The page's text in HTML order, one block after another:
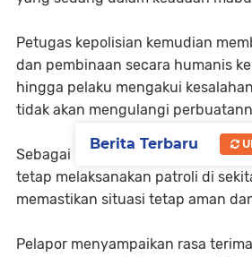
Petugas kepolisian kemudian
dan pembinaan secara humanis
hingga pelaku mengakui
tidak akan mengulangi
Sebagai langkah antisipasi, Polres
tetap melaksanakan patroli di
memastikan situasi tetap aman
Pelapor menyampaikan rasa
Berita Terbaru